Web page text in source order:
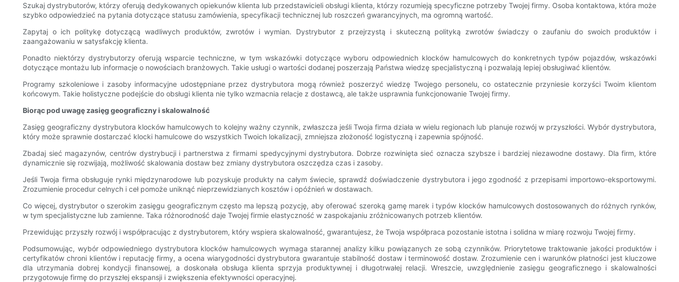
Szukaj dystrybutorów, którzy oferują dedykowanych opiekunów klienta lub przedstawicieli obsługi klienta, którzy rozumieją specyficzne potrzeby Twojej firmy. Osoba kontaktowa, która może
szybko odpowiedzieć na pytania dotyczące statusu zamówienia, specyfikacji technicznej lub roszczeń gwarancyjnych, ma ogromną wartość.
Zapytaj o ich politykę dotyczącą wadliwych produktów, zwrotów i wymian. Dystrybutor z przejrzystą i skuteczną polityką zwrotów świadczy o zaufaniu do swoich produktów i
zaangażowaniu w satysfakcję klienta.
Ponadto niektórzy dystrybutorzy oferują wsparcie techniczne, w tym wskazówki dotyczące wyboru odpowiednich klocków hamulcowych do konkretnych typów pojazdów, wskazówki
dotyczące montażu lub informacje o nowościach branżowych. Takie usługi o wartości dodanej poszerzają Państwa wiedzę specjalistyczną i pozwalają lepiej obsługiwać klientów.
Programy szkoleniowe i zasoby informacyjne udostępniane przez dystrybutora mogą również poszerzyć wiedzę Twojego personelu, co ostatecznie przyniesie korzyści Twoim klientom
końcowym. Takie holistyczne podejście do obsługi klienta nie tylko wzmacnia relacje z dostawcą, ale także usprawnia funkcjonowanie Twojej firmy.
Biorąc pod uwagę zasięg geograficzny i skalowalność
Zasięg geograficzny dystrybutora klocków hamulcowych to kolejny ważny czynnik, zwłaszcza jeśli Twoja firma działa w wielu regionach lub planuje rozwój w przyszłości. Wybór dystrybutora,
który może sprawnie dostarczać klocki hamulcowe do wszystkich Twoich lokalizacji, zmniejsza złożoność logistyczną i zapewnia spójność.
Zbadaj sieć magazynów, centrów dystrybucji i partnerstwa z firmami spedycyjnymi dystrybutora. Dobrze rozwinięta sieć oznacza szybsze i bardziej niezawodne dostawy. Dla firm, które
dynamicznie się rozwijają, możliwość skalowania dostaw bez zmiany dystrybutora oszczędza czas i zasoby.
Jeśli Twoja firma obsługuje rynki międzynarodowe lub pozyskuje produkty na całym świecie, sprawdź doświadczenie dystrybutora i jego zgodność z przepisami importowo-eksportowymi.
Zrozumienie procedur celnych i ceł pomoże uniknąć nieprzewidzianych kosztów i opóźnień w dostawach.
Co więcej, dystrybutor o szerokim zasięgu geograficznym często ma lepszą pozycję, aby oferować szeroką gamę marek i typów klocków hamulcowych dostosowanych do różnych rynków,
w tym specjalistyczne lub zamienne. Taka różnorodność daje Twojej firmie elastyczność w zaspokajaniu zróżnicowanych potrzeb klientów.
Przewidując przyszły rozwój i współpracując z dystrybutorem, który wspiera skalowalność, gwarantujesz, że Twoja współpraca pozostanie istotna i solidna w miarę rozwoju Twojej firmy.
Podsumowując, wybór odpowiedniego dystrybutora klocków hamulcowych wymaga starannej analizy kilku powiązanych ze sobą czynników. Priorytetowe traktowanie jakości produktów i
certyfikatów chroni klientów i reputację firmy, a ocena wiarygodności dystrybutora gwarantuje stabilność dostaw i terminowość dostaw. Zrozumienie cen i warunków płatności jest kluczowe
dla utrzymania dobrej kondycji finansowej, a doskonała obsługa klienta sprzyja produktywnej i długotrwałej relacji. Wreszcie, uwzględnienie zasięgu geograficznego i skalowalności
przygotowuje firmę do przyszłej ekspansji i zwiększenia efektywności operacyjnej.